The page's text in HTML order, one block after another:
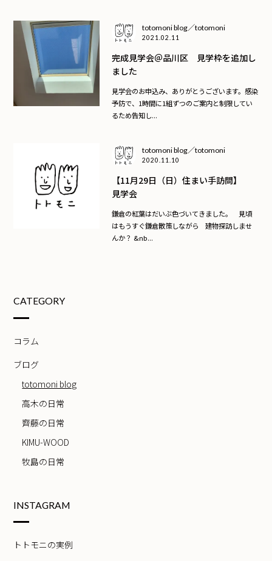
totomoni blog／totomoni
2021.02.11
完成見学会＠品川区 見学枠を追加し
ました
見学会のお申込み、ありがとうございます。感染
予防で、1時間に1組ずつのご案内と制限してい
るため告知し...
totomoni blog／totomoni
2020.11.10
【11月29日（日）住まい手訪問】
見学会
鎌倉の紅葉はだいぶ色づいてきました。 見頃
はもうすぐ鎌倉散策しながら 建物探訪しませ
んか？ &nb...
CATEGORY
コラム
ブログ
totomoni blog
高木の日常
齊藤の日常
KIMU-WOOD
牧島の日常
INSTAGRAM
トトモニの実例